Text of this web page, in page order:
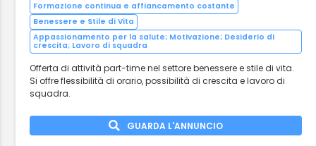
Formazione continua e affiancamento costante
Benessere e Stile di Vita
Appassionamento per la salute; Motivazione; Desiderio di
crescita; Lavoro di squadra
Offerta di attività part-time nel settore benessere e stile di vita.
Si offre flessibilità di orario, possibilità di crescita e lavoro di
squadra.
GUARDA L'ANNUNCIO